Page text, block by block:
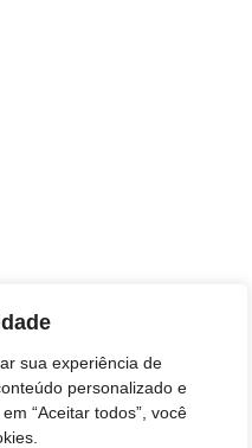
sua experiência de
personalizado e
“Aceitar todos”, você